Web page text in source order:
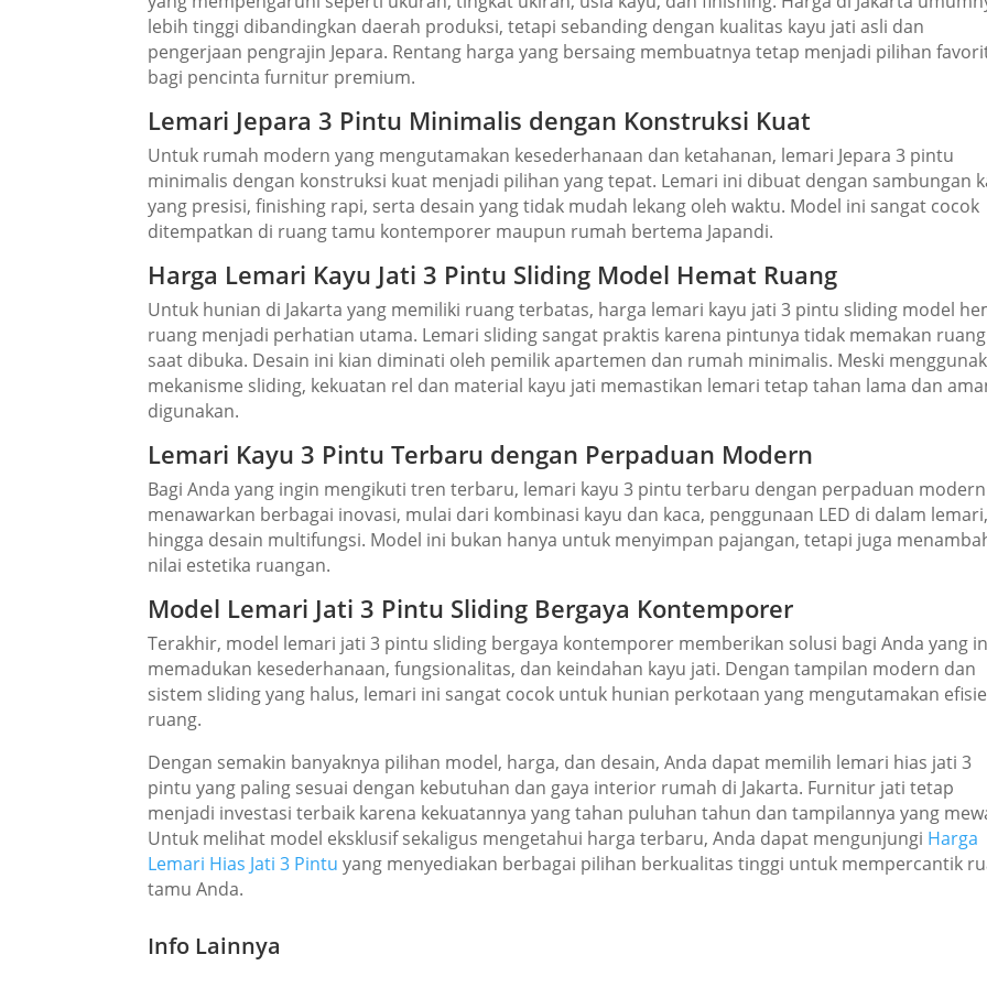
lebih tinggi dibandingkan daerah produksi, tetapi sebanding dengan kualitas kayu jati asli dan
pengerjaan pengrajin Jepara. Rentang harga yang bersaing membuatnya tetap menjadi pilihan
bagi pencinta furnitur premium.
Lemari Jepara 3 Pintu Minimalis dengan Konstruksi Kuat
Untuk rumah modern yang mengutamakan kesederhanaan dan ketahanan, lemari Jepara 3 pintu
minimalis dengan konstruksi kuat menjadi pilihan yang tepat. Lemari ini dibuat dengan sambungan
yang presisi, finishing rapi, serta desain yang tidak mudah lekang oleh waktu. Model ini sangat cocok
ditempatkan di ruang tamu kontemporer maupun rumah bertema Japandi.
Harga Lemari Kayu Jati 3 Pintu Sliding Model Hemat Ruang
Untuk hunian di Jakarta yang memiliki ruang terbatas, harga lemari kayu jati 3 pintu sliding model
ruang menjadi perhatian utama. Lemari sliding sangat praktis karena pintunya tidak memakan ruang
saat dibuka. Desain ini kian diminati oleh pemilik apartemen dan rumah minimalis. Meski
mekanisme sliding, kekuatan rel dan material kayu jati memastikan lemari tetap tahan lama dan
digunakan.
Lemari Kayu 3 Pintu Terbaru dengan Perpaduan Modern
Bagi Anda yang ingin mengikuti tren terbaru, lemari kayu 3 pintu terbaru dengan perpaduan modern
menawarkan berbagai inovasi, mulai dari kombinasi kayu dan kaca, penggunaan LED di dalam lemari,
hingga desain multifungsi. Model ini bukan hanya untuk menyimpan pajangan, tetapi juga
nilai estetika ruangan.
Model Lemari Jati 3 Pintu Sliding Bergaya Kontemporer
Terakhir, model lemari jati 3 pintu sliding bergaya kontemporer memberikan solusi bagi Anda yang
memadukan kesederhanaan, fungsionalitas, dan keindahan kayu jati. Dengan tampilan modern dan
sistem sliding yang halus, lemari ini sangat cocok untuk hunian perkotaan yang mengutamakan
ruang.
Dengan semakin banyaknya pilihan model, harga, dan desain, Anda dapat memilih lemari hias jati 3
pintu yang paling sesuai dengan kebutuhan dan gaya interior rumah di Jakarta. Furnitur jati tetap
menjadi investasi terbaik karena kekuatannya yang tahan puluhan tahun dan tampilannya yang
Untuk melihat model eksklusif sekaligus mengetahui harga terbaru, Anda dapat mengunjungi Harga
Lemari Hias Jati 3 Pintu yang menyediakan berbagai pilihan berkualitas tinggi untuk mempercantik
tamu Anda.
Info Lainnya